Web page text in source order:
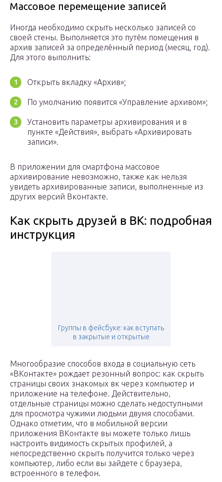
Массовое перемещение записей
Иногда необходимо скрыть несколько записей со
своей стены. Выполняется это путём помещения в
архив записей за определённый период (месяц, год).
Для этого выполнить:
Открыть вкладку «Архив»;
По умолчанию появится «Управление архивом»;
Установить параметры архивирования и в
пункте «Действия», выбрать «Архивировать
записи».
В приложении для смартфона массовое
архивирование невозможно, также как нельзя
увидеть архивированные записи, выполненные из
других версий Вконтакте.
Как скрыть друзей в ВК: подробная
инструкция
Группы в фейсбуке: как вступать
в закрытые и открытые
Многообразие способов входа в социальную сеть
«ВКонтакте» рождает резонный вопрос: как скрыть
страницы своих знакомых вк через компьютер и
приложение на телефоне. Действительно,
отдельные страницы можно сделать недоступными
для просмотра чужими людьми двумя способами.
Однако отметим, что в мобильной версии
приложения ВКонтакте вы можете только лишь
настроить видимость скрытых профилей, а
непосредственно скрыть получится только через
компьютер, либо если вы зайдете с браузера,
встроенного в телефон.